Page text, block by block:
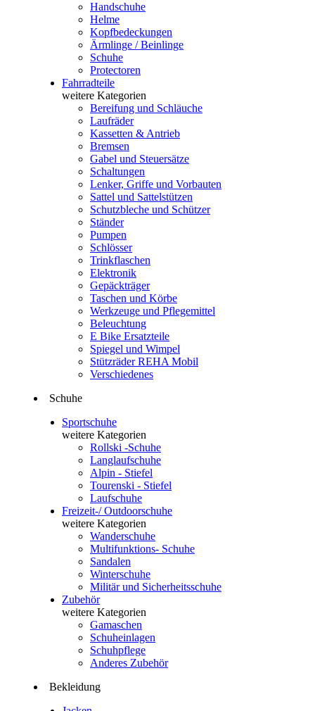
Handschuhe
Helme
Kopfbedeckungen
Ärmlinge / Beinlinge
Schuhe
Protectoren
Fahrradteile
weitere Kategorien
Bereifung und Schläuche
Laufräder
Kassetten & Antrieb
Bremsen
Gabel und Steuersätze
Schaltungen
Lenker, Griffe und Vorbauten
Sattel und Sattelstützen
Schutzbleche und Schützer
Ständer
Pumpen
Schlösser
Trinkflaschen
Elektronik
Gepäckträger
Taschen und Körbe
Werkzeuge und Pflegemittel
Beleuchtung
E Bike Ersatzteile
Spiegel und Wimpel
Stützräder REHA Mobil
Verschiedenes
Schuhe
Sportschuhe
weitere Kategorien
Rollski -Schuhe
Langlaufschuhe
Alpin - Stiefel
Tourenski - Stiefel
Laufschuhe
Freizeit-/ Outdoorschuhe
weitere Kategorien
Wanderschuhe
Multifunktions- Schuhe
Sandalen
Winterschuhe
Militär und Sicherheitsschuhe
Zubehör
weitere Kategorien
Gamaschen
Schuheinlagen
Schuhpflege
Anderes Zubehör
Bekleidung